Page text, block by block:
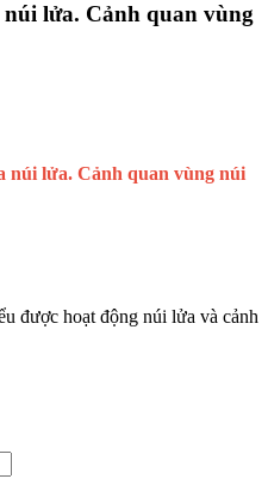
lửa. Cảnh quan vùng
núi lửa. Cảnh quan vùng núi
được hoạt động núi lửa và cảnh